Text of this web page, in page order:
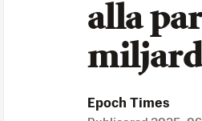
alla
Epoch Times